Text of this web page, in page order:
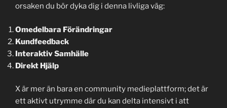
orsaken du bör dyka dig i denna livliga väg:
Omedelbara Förändringar
Kundfeedback
Interaktiv Samhälle
Direkt Hjälp
X är mer än bara en community medieplattform; det är
ett aktivt utrymme där du kan delta intensivt i att